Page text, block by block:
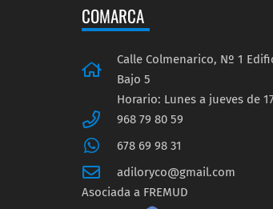
COMARCA
Calle Colmenarico, Nº 1
Bajo 5
Horario: Lunes a jueves de
968 79 80 59
678 69 98 31
adiloryco@gmail.com
Asociada a FREMUD